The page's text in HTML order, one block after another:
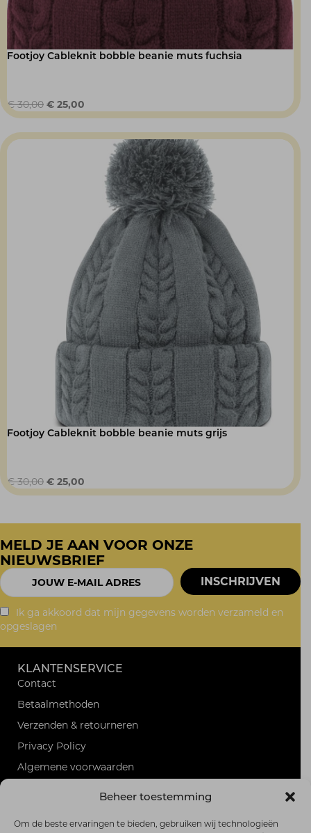
Beheer toestemming
Om de beste ervaringen te bieden, gebruiken wij technologieën
Footjoy Cableknit bobble beanie muts fuchsia
€30,00 Oorspronkelijke
prijs
was:
€ 25,00
prijs
is:
€ 25,00.
Footjoy Cableknit bobble beanie muts grijs
€30,00 Oorspronkelijke
prijs
€ 30,00.
€ 25,00
prijs
€ 25,00.
MELD JE AAN VOOR ONZE
NIEUWSBRIEF
Ik ga akkoord dat mijn gegevens worden verzameld en
opgeslagen
KLANTENSERVICE
Contact
Betaalmethoden
Verzenden & retourneren
Privacy Policy
Algemene voorwaarden
Alle producten